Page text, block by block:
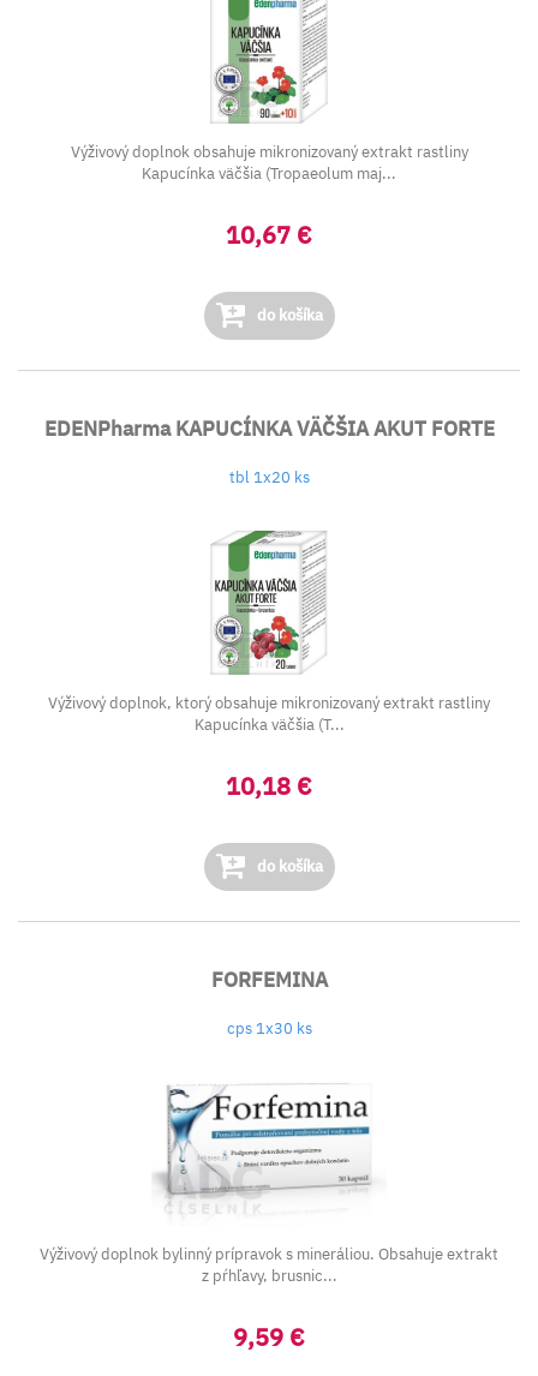
Výživový doplnok obsahuje mikronizovaný extrakt rastliny
Kapucínka väčšia (Tropaeolum maj...
10,67 €
do košíka
EDENPharma KAPUCÍNKA VÄČŠIA AKUT FORTE
tbl 1x20 ks
Výživový doplnok, ktorý obsahuje mikronizovaný extrakt rastliny
Kapucínka väčšia (T...
10,18 €
do košíka
FORFEMINA
cps 1x30 ks
Výživový doplnok bylinný prípravok s mineráliou. Obsahuje extrakt
z pŕhľavy, brusnic...
9,59 €